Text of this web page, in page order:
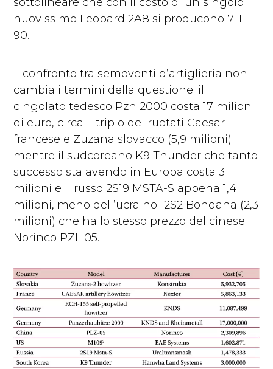
nuovissimo Leopard 2A8 si producono 7 T-
90.
Il confronto tra semoventi d’artiglieria non
cambia i termini della questione: il
cingolato tedesco Pzh 2000 costa 17 milioni
di euro, circa il triplo dei ruotati Caesar
francese e Zuzana slovacco (5,9 milioni)
mentre il sudcoreano K9 Thunder che tanto
successo sta avendo in Europa costa 3
milioni e il russo 2S19 MSTA-S appena 1,4
milioni, meno dell’ucraino “2S2 Bohdana (2,3
milioni) che ha lo stesso prezzo del cinese
Norinco PZL 05.